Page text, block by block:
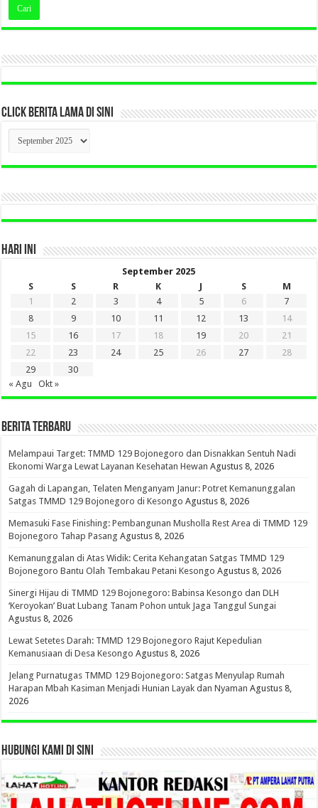
CLICK BERITA LAMA DI SINI
CLICK
BERITA
LAMA
DI
HARI INI
September 2025
S
S R K J S
M
1
2 3 4 5 6
7
8
9 10 11 12 13
14
15
16 17 18 19 20
21
22
23 24 25 26 27
28
29
30
« Agu
Okt »
BERITA TERBARU
Melampaui Target: TMMD 129 Bojonegoro dan Disnakkan Sentuh Nadi
Ekonomi Warga Lewat Layanan Kesehatan Hewan Agustus 8, 2026
Gagah di Lapangan, Telaten Menganyam Janur: Potret Kemanunggalan
Satgas TMMD 129 Bojonegoro di Kesongo Agustus 8, 2026
Memasuki Fase Finishing: Pembangunan Musholla Rest Area di TMMD 129
Bojonegoro Tahap Pasang Agustus 8, 2026
Kemanunggalan di Atas Widik: Cerita Kehangatan Satgas TMMD 129
Bojonegoro Bantu Olah Tembakau Petani Kesongo Agustus 8, 2026
Sinergi Hijau di TMMD 129 Bojonegoro: Babinsa Kesongo dan DLH
‘Keroyokan’ Buat Lubang Tanam Pohon untuk Jaga Tanggul Sungai
Agustus 8, 2026
Lewat Setetes Darah: TMMD 129 Bojonegoro Rajut Kepedulian
Kemanusiaan di Desa Kesongo Agustus 8, 2026
Jelang Purnatugas TMMD 129 Bojonegoro: Satgas Menyulap Rumah
Harapan Mbah Kasiman Menjadi Hunian Layak dan Nyaman Agustus 8,
2026
HUBUNGI KAMI DI SINI